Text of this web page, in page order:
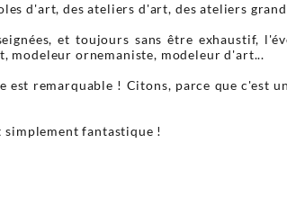
d'art, des ateliers d'art, des ateliers
et toujours sans être exhaustif,
modeleur ornemaniste, modeleur d'art...
est remarquable ! Citons, parce que c'est
simplement fantastique !